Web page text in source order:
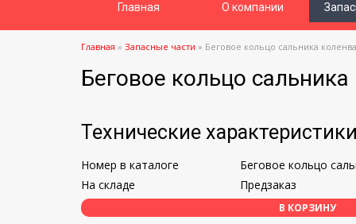
Главная О компании
Главная » Запасные части » Беговое кольцо сальника
Беговое кольцо
Технические характеристики
Номер в каталоге
Беговое кольцо
На складе
Предзаказ
В КОРЗИНУ